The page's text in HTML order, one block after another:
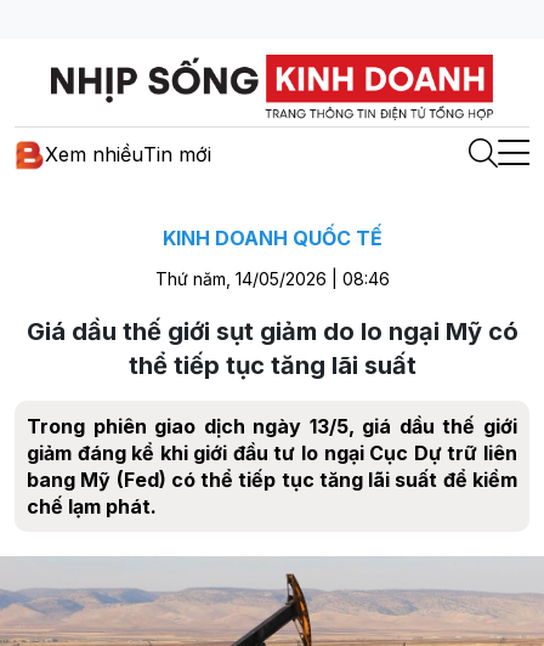
Xem nhiềuTin mới
KINH DOANH QUỐC TẾ
Thứ năm, 14/05/2026 | 08:46
Giá dầu thế giới sụt giảm do lo ngại Mỹ có
thể tiếp tục tăng lãi suất
Trong phiên giao dịch ngày 13/5, giá dầu thế giới
giảm đáng kể khi giới đầu tư lo ngại Cục Dự trữ liên
bang Mỹ (Fed) có thể tiếp tục tăng lãi suất để kiềm
chế lạm phát.